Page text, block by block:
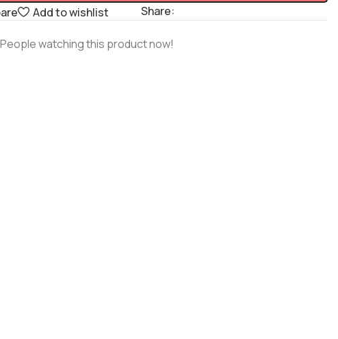
Add to wishlist Share:
People watching this product now!